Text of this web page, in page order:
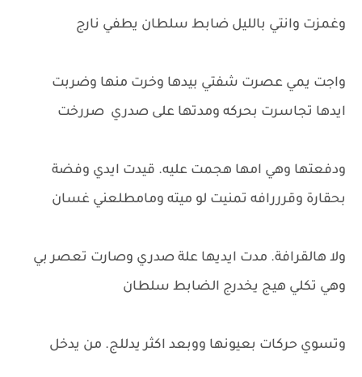
وغمزت وانتي بالليل ضابط سلطان يطفي نارج
واجت يمي عصرت شفتي بيدها وخرت منها وضربت
ايدها تجاسرت بحركه ومدتها على صدري صررخت
ودفعتها وهي امها هجمت عليه. قيدت ايدي وفضة
بحقارة وقرررافه تمنيت لو ميته ومامطلعني غسان
ولا هالقرافة. مدت ايديها علة صدري وصارت تعصر بي
وهي تكلي هيج يخدرج الضابط سلطان
وتسوي حركات بعيونها ووبعد اكثر يدللج. من يدخل